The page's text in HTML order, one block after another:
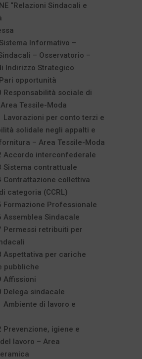
“Relazioni Sindacali e
Informativo –
– Osservatorio –
Indirizzo Strategico
opportunità
Responsabilità sociale di
Tessile-Moda
Lavorazioni per conto terzi e
solidale negli appalti e
– Area Tessile-Moda
Accordo interconfederale
Sistema contrattuale
Contrattazione collettiva
categoria (CCRL)
Formazione Professionale
Assemblea Sindacale
Permessi retribuiti per
Aspettativa per cariche
pubbliche
Affissioni
Delega sindacale
Ambiente di lavoro e
Prevenzione, igiene e
lavoro – Area